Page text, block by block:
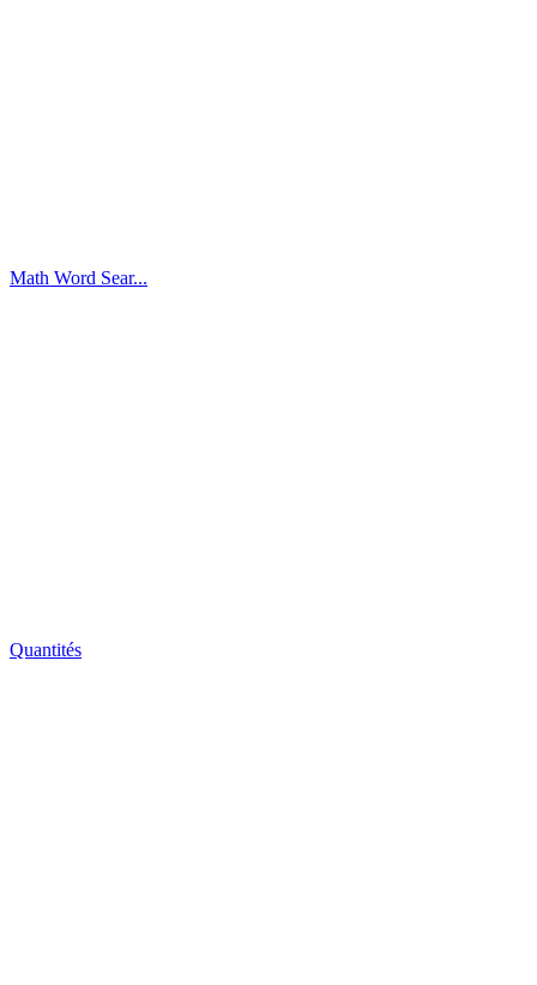
Math Word Sear...
Quantités